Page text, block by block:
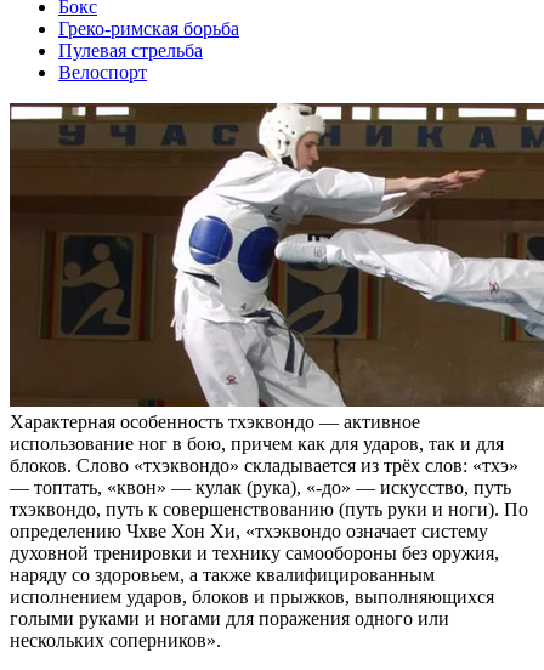
Бокс
Греко-римская борьба
Пулевая стрельба
Велоспорт
Характерная особенность тхэквондо — активное
использование ног в бою, причем как для ударов, так и для
блоков. Слово «тхэквондо» складывается из трёх слов: «тхэ»
— топтать, «квон» — кулак (рука), «-до» — искусство, путь
тхэквондо, путь к совершенствованию (путь руки и ноги). По
определению Чхве Хон Хи, «тхэквондо означает систему
духовной тренировки и технику самообороны без оружия,
наряду со здоровьем, а также квалифицированным
исполнением ударов, блоков и прыжков, выполняющихся
голыми руками и ногами для поражения одного или
нескольких соперников».